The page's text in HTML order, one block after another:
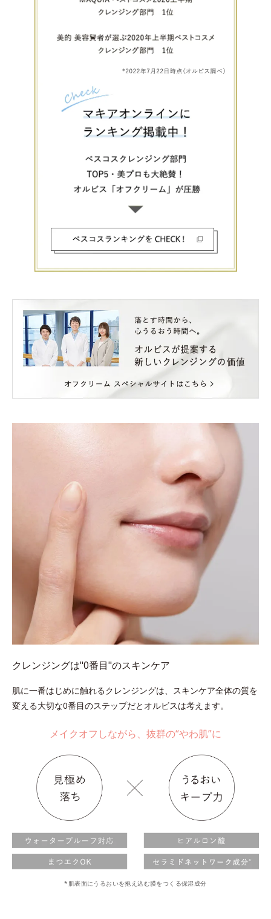
クレンジングは"0番目"のスキンケア
肌に一番はじめに触れるクレンジングは、スキンケア全体の質を
変える大切な0番目のステップだとオルビスは考えます。
メイクオフしながら、抜群の“やわ肌”に
*肌表面にうるおいを抱え込む膜をつくる保湿成分